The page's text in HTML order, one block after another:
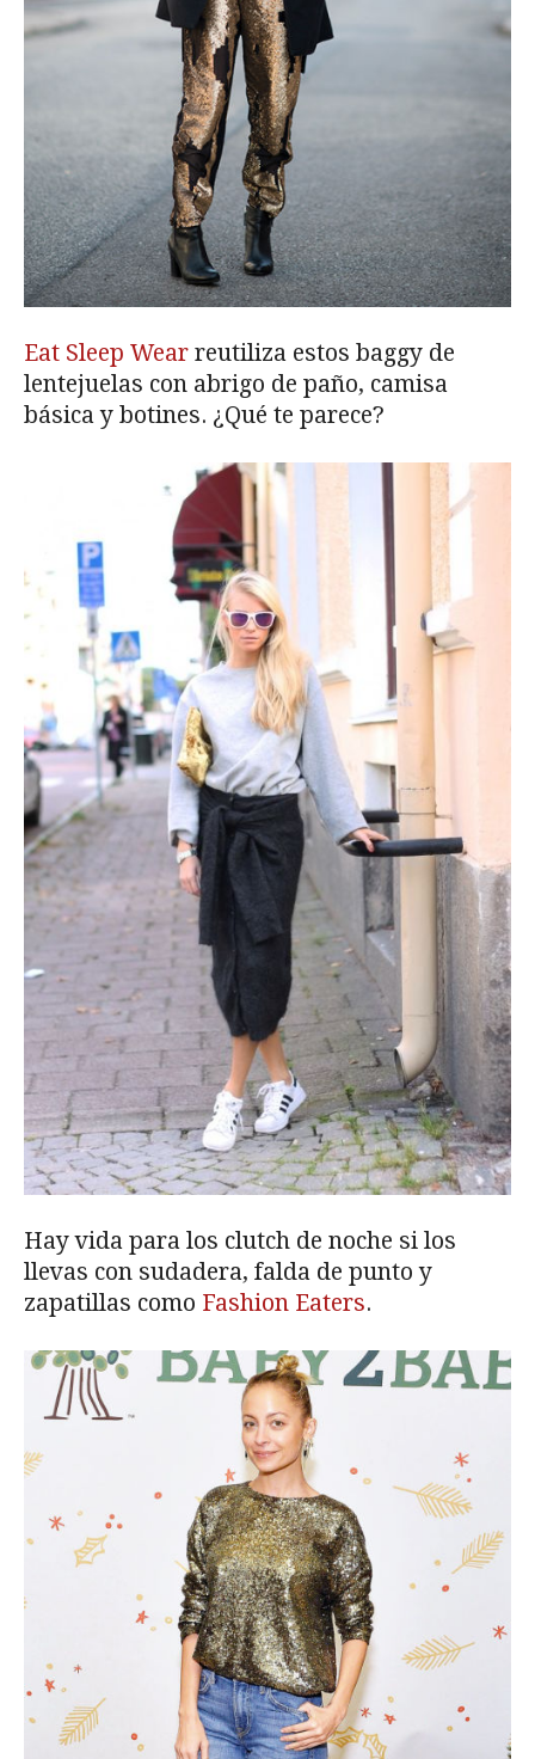
Eat Sleep Wear reutiliza estos baggy de
lentejuelas con abrigo de paño, camisa
básica y botines. ¿Qué te parece?
Hay vida para los clutch de noche si los
llevas con sudadera, falda de punto y
zapatillas como Fashion Eaters.